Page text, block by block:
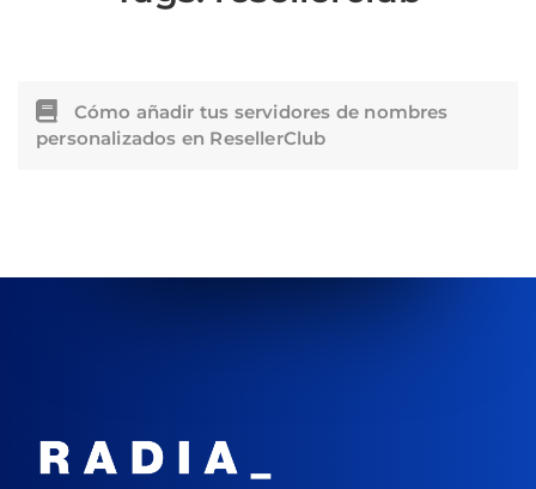
Cómo añadir tus servidores de nombres
personalizados en ResellerClub